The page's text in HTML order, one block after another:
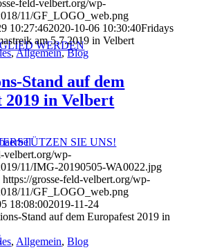
WERDEN
SIE UNS!
feld-velbert.org/wp-
11/GF_LOGO_web.png
10:27:462020-10-06 10:30:40Fridays
am 5.7.2019 in Velbert
,Allgemein,Blog
Stand auf dem
2019 in Velbert
baerbel
velbert.org/wp-
11/IMG-20190505-WA0022.jpg
https://grosse-feld-velbert.org/wp-
11/GF_LOGO_web.png
18:08:002019-11-24
Stand auf dem Europafest 2019 in
, Allgemein,Blog